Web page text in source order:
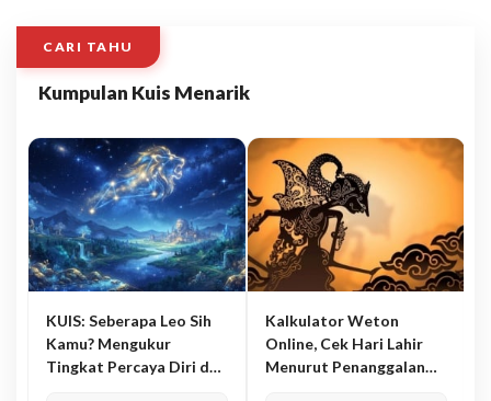
CARI TAHU
Kumpulan Kuis Menarik
KUIS: Seberapa Leo Sih
Kamu? Mengukur
Tingkat Percaya Diri dan
Kalkulator Weton
Online, Cek Hari Lahir
Menurut Penanggalan